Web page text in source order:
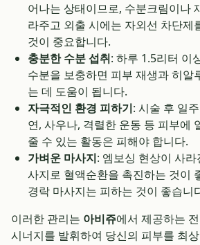
어나는 상태이므로, 수분크림이나
라주고 외출 시에는 자외선 차단제
것이 중요합니다.
충분한 수분 섭취: 하루 1.5리터 이
수분을 보충하면 피부 재생과 히알
는 데 도움이 됩니다.
자극적인 환경 피하기: 시술 후 일
연, 사우나, 격렬한 운동 등 피부에
줄 수 있는 활동은 피해야 합니다.
가벼운 마사지: 엠보싱 현상이 사
사지로 혈액순환을 촉진하는 것이
경락 마사지는 피하는 것이 좋습니
이러한 관리는 아비쥬에서 제공하는
시너지를 발휘하여 당신의 피부를 최